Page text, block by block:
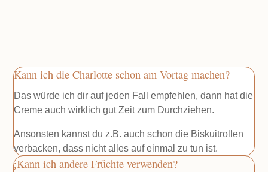
Kann ich die Charlotte schon am Vortag machen?
Das würde ich dir auf jeden Fall empfehlen, dann hat die
Creme auch wirklich gut Zeit zum Durchziehen.
Ansonsten kannst du z.B. auch schon die Biskuitrollen
verbacken, dass nicht alles auf einmal zu tun ist.
Kann ich andere Früchte verwenden?